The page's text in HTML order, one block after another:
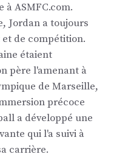
à ASMFC.com.
Jordan a toujours
de compétition.
étaient
père l'amenant à
de Marseille,
précoce
a développé une
qui l'a suivi à
carrière.